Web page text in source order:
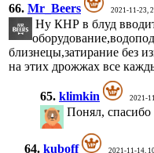
66. Mr_Beers 2021-11-23,
Ну КНР в блуд
близнецы,затирание без
на этих дрожжах все
65. klimkin 2021-
Понял, спасибо
64. kuboff 2021-11-14,